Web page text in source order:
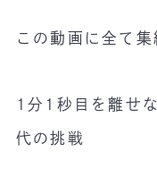
この動画に全て集
1分1秒目を離せ
代の挑戦